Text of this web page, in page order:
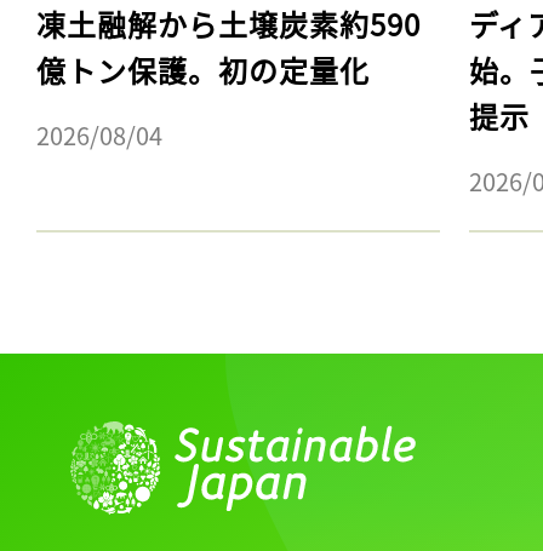
凍土融解から土壌炭素約590
億トン保護。初の定量化
2026/08/04
ディ
始。
提示
2026/